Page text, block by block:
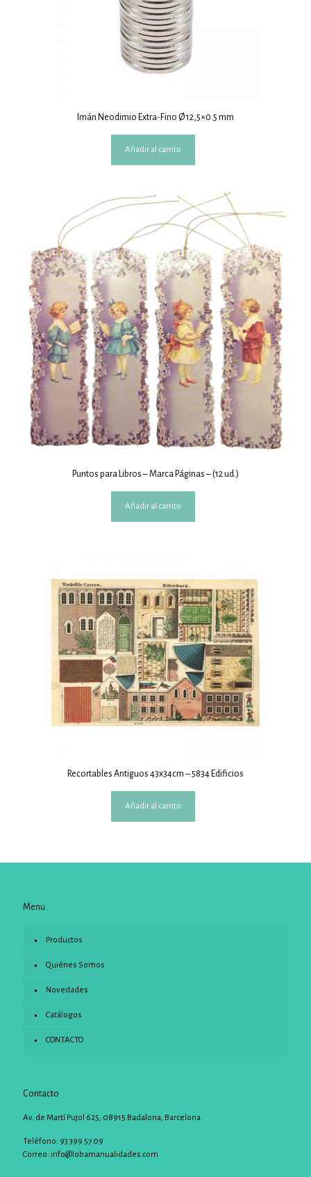
Imán Neodimio Extra-Fino Ø 12,5×0.5 mm
Añadir al carrito
Puntos para Libros – Marca Páginas – (12 ud.)
Añadir al carrito
Recortables Antiguos 43x34cm – 5834 Edificios
Añadir al carrito
Menu
Productos
Quiénes Somos
Novedades
Catálogos
CONTACTO
Contacto
Av. de Martí Pujol 625, 08915 Badalona, Barcelona
Teléfono: 93 399 57 09
Correo: info@lobamanualidades.com